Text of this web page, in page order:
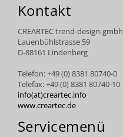
Kontakt
CREARTEC trend-design-gmbh
Lauenbühlstrasse 59
D-88161 Lindenberg
Telefon: +49 (0) 8381 80740-0
Telefax: +49 (0) 8381 80740-10
info(at)creartec.info
www.creartec.de
Servicemenü